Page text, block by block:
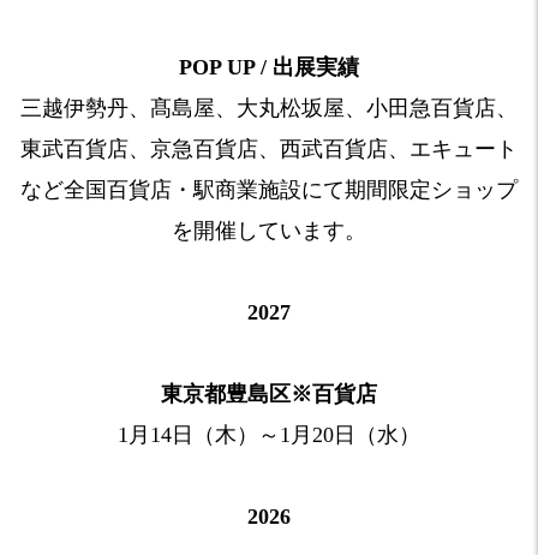
POP UP / 出展実績
三越伊勢丹、髙島屋、大丸松坂屋、小田急百貨店、
東武百貨店、京急百貨店、西武百貨店、エキュート
など全国百貨店・駅商業施設にて期間限定ショップ
を開催しています。
2027
東京都豊島区※百貨店
1月14日（木）～1月20日（水）
2026